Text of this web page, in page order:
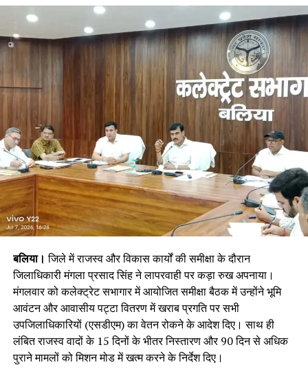
बलिया। जिले में राजस्व और विकास कार्यों की समीक्षा के दौरान
जिलाधिकारी मंगला प्रसाद सिंह ने लापरवाही पर कड़ा रुख अपनाया।
मंगलवार को कलेक्ट्रेट सभागार में आयोजित समीक्षा बैठक में उन्होंने भूमि
आवंटन और आवासीय पट्टा वितरण में खराब प्रगति पर सभी
उपजिलाधिकारियों (एसडीएम) का वेतन रोकने के आदेश दिए। साथ ही
लंबित राजस्व वादों के 15 दिनों के भीतर निस्तारण और 90 दिन से अधिक
पुराने मामलों को मिशन मोड में खत्म करने के निर्देश दिए।